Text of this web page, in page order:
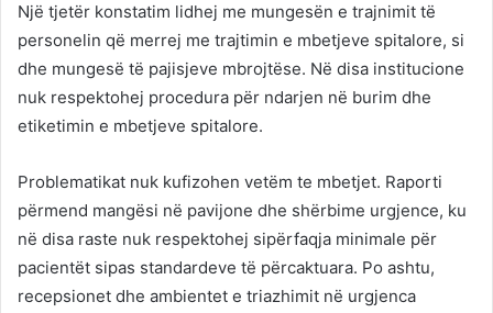
Një tjetër konstatim lidhej me mungesën e trajnimit të
personelin që merrej me trajtimin e mbetjeve spitalore, si
dhe mungesë të pajisjeve mbrojtëse. Në disa institucione
nuk respektohej procedura për ndarjen në burim dhe
etiketimin e mbetjeve spitalore.
Problematikat nuk kufizohen vetëm te mbetjet. Raporti
përmend mangësi në pavijone dhe shërbime urgjence, ku
në disa raste nuk respektohej sipërfaqja minimale për
pacientët sipas standardeve të përcaktuara. Po ashtu,
recepsionet dhe ambientet e triazhimit në urgjenca